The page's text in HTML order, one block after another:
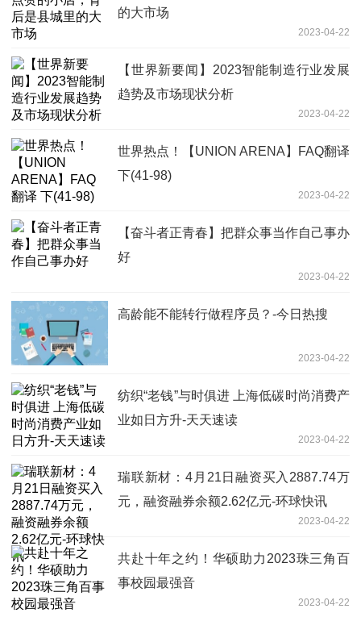
的大市场
2023-04-22
【世界新要闻】2023智能制造行业发展
趋势及市场现状分析
2023-04-22
世界热点！【UNION ARENA】FAQ翻译
下(41-98)
2023-04-22
【奋斗者正青春】把群众事当作自己事办
好
2023-04-22
高龄能不能转行做程序员？-今日热搜
2023-04-22
纺织“老钱”与时俱进 上海低碳时尚消费产
业如日方升-天天速读
2023-04-22
瑞联新材：4月21日融资买入2887.74万
元，融资融券余额2.62亿元-环球快讯
2023-04-22
共赴十年之约！华硕助力2023珠三角百
事校园最强音
2023-04-22